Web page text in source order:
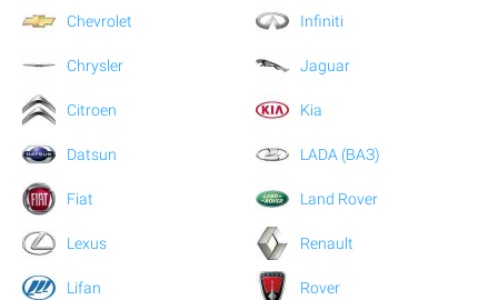
Chevrolet
Chrysler
Citroen
Datsun
Fiat
Infiniti
Jaguar
Kia
LADA (ВАЗ)
Land Rover
Lexus
Lifan
Renault
Rover